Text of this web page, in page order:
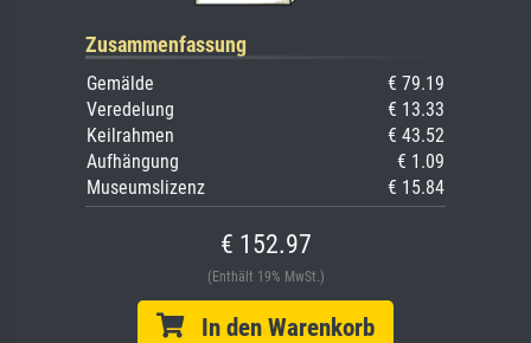
Zusammenfassung
Gemälde
€ 79.19
Veredelung
€ 13.33
Keilrahmen
€ 43.52
Aufhängung
€ 1.09
Museumslizenz
€ 15.84
€ 152.97
(Enthält 19% MwSt.)
In den Warenkorb